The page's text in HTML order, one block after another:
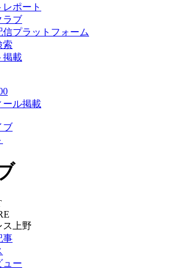
ポート
ラブ
信プラットフォーム
索
掲載
ール掲載
ブ
ス上野
事
ュー